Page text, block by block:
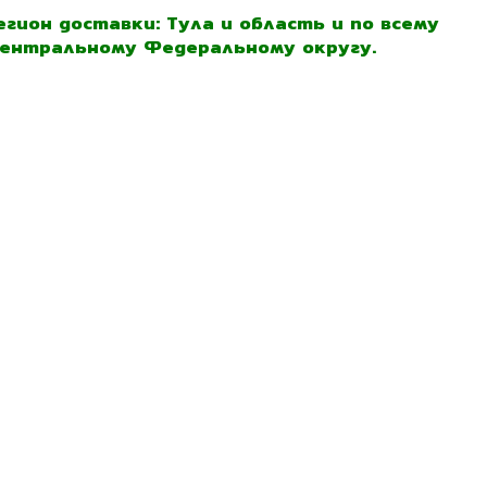
доставки: Тула и область и по всему
Федеральному округу.